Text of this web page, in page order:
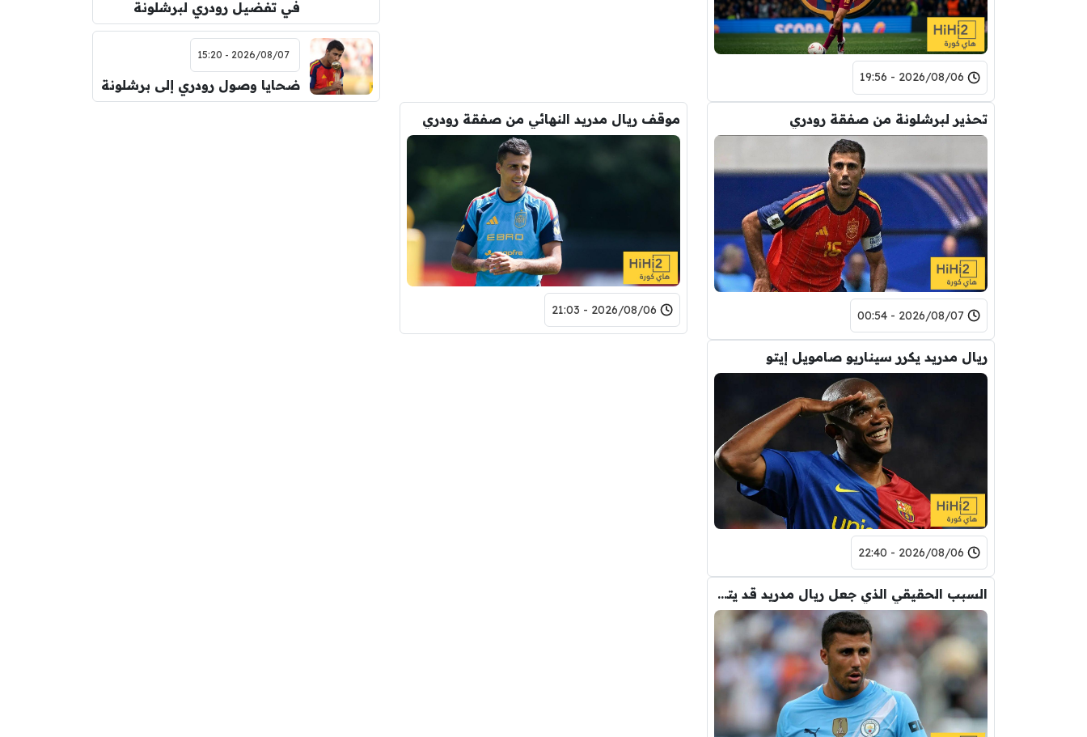
2026/08/06 - 19:56
تحذير لبرشلونة من صفقة رودري
2026/08/07 - 00:54
موقف ريال مدريد النهائي من صفقة رودري
2026/08/06 - 21:03
ريال مدريد يكرر سيناريو صامويل إيتو
2026/08/06 - 22:40
السبب الحقيقي الذي جعل ريال مدريد قد يتنازل لبرشلونة عن رودري
في تفضيل رودري لبرشلونة
2026/08/07 - 15:20
ضحايا وصول رودري إلى برشلونة